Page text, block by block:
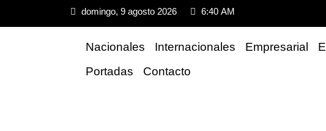
domingo, 9 agosto 2026 6:40 AM
Nacionales Internacionales Empresarial
Portadas
Contacto